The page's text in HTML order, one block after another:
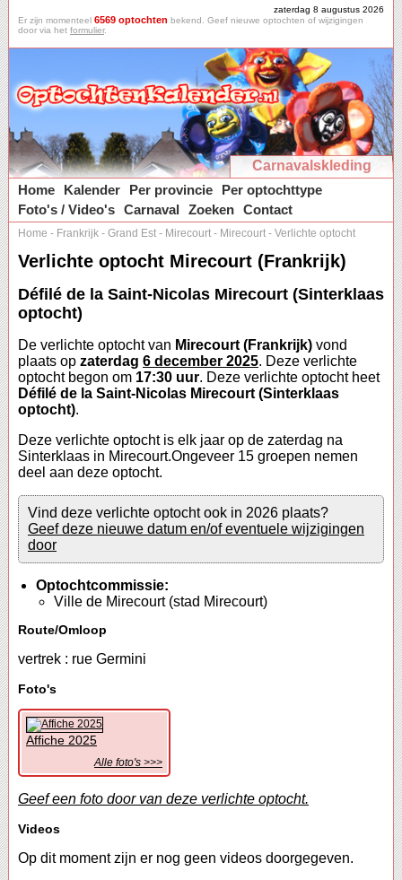
zaterdag 8 augustus 2026
Er zijn momenteel 6569 optochten bekend. Geef nieuwe optochten of wijzigingen
door via het formulier.
Carnavalskleding
Home
Kalender Per provincie
Per optochttype
Foto's / Video's Carnaval Zoeken Contact
Home - Frankrijk - Grand Est - Mirecourt - Mirecourt - Verlichte optocht
Verlichte optocht Mirecourt (Frankrijk)
Défilé de la Saint-Nicolas Mirecourt (Sinterklaas
optocht)
De verlichte optocht van Mirecourt (Frankrijk) vond
plaats op zaterdag 6 december 2025. Deze verlichte
optocht begon om 17:30 uur. Deze verlichte optocht heet
Défilé de la Saint-Nicolas Mirecourt (Sinterklaas
optocht).
Deze verlichte optocht is elk jaar op de zaterdag na
Sinterklaas in Mirecourt.Ongeveer 15 groepen nemen
deel aan deze optocht.
Vind deze verlichte optocht ook in 2026 plaats?
Geef deze nieuwe datum en/of eventuele wijzigingen
door
Optochtcommissie:
Ville de Mirecourt (stad Mirecourt)
Route/Omloop
vertrek : rue Germini
Foto's
Affiche 2025
Alle foto's >>>
Geef een foto door van deze verlichte optocht.
Videos
Op dit moment zijn er nog geen videos doorgegeven.